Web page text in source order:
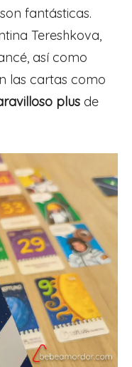
fantásticas.
Tereshkova,
así como
las cartas como
plus de